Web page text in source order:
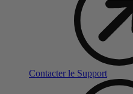
Contacter le Support